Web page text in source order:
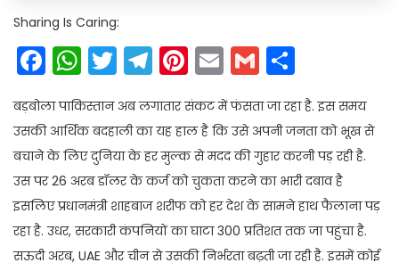
Sharing Is Caring:
Facebook
WhatsApp
Twitter
Telegram
Pinterest
EmailGmail
बड़बोला पाकिस्तान अब लगातार संकट में फंसता जा रहा है. इस समय
उसकी आर्थिक बदहाली का यह हाल है कि उसे अपनी जनता को भूख से
बचाने के लिए दुनिया के हर मुल्क से मदद की गुहार करनी पड़ रही है.
उस पर 26 अरब डॉलर के कर्ज को चुकता करने का भारी दबाव है
इसलिए प्रधानमंत्री शाहबाज शरीफ को हर देश के सामने हाथ फैलाना पड़
रहा है. उधर, सरकारी कंपनियों का घाटा 300 प्रतिशत तक जा पहुंचा है.
सऊदी अरब, UAE और चीन से उसकी निर्भरता बढ़ती जा रही है. इसमें कोई